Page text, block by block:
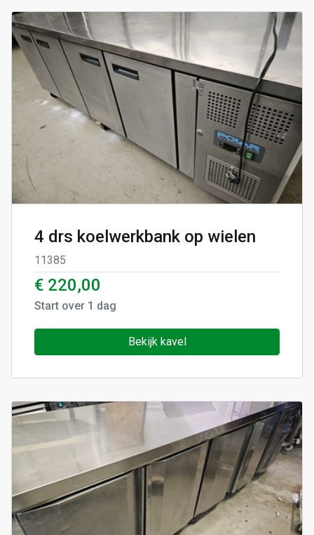
4 drs koelwerkbank op wielen
11385
€ 220,00
Start over 1 dag
Bekijk kavel